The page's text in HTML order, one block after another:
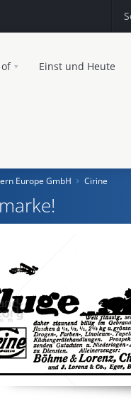
Einst und Heute
Europe GmbH Cirine